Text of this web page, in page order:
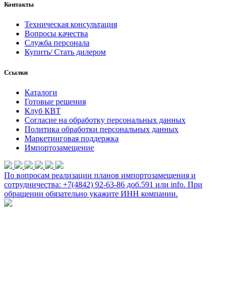
Контакты
Техническая консультация
Вопросы качества
Служба персонала
Купить/ Стать дилером
Ссылки
Каталоги
Готовые решения
Клуб КВТ
Согласие на обработку персональных данных
Политика обработки персональных данных
Маркетинговая поддержка
Импортозамещение
По вопросам реализации планов импортозамещения и
сотрудничества: +7(4842) 92-63-86 доб.591 или info. При
обращении обязательно укажите ИНН компании.